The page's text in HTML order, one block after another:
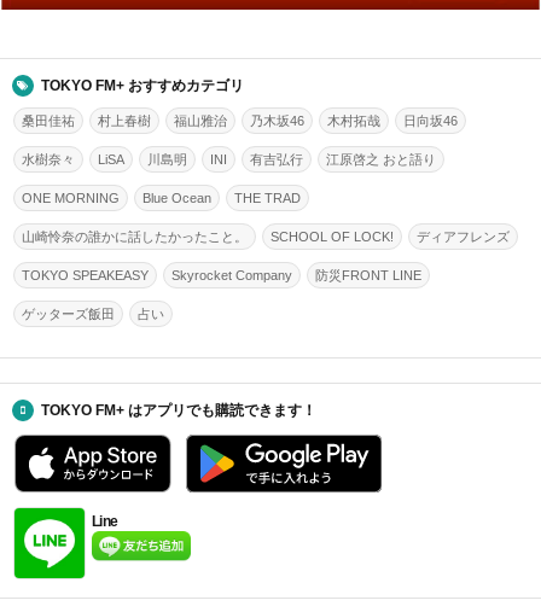
TOKYO FM+ おすすめカテゴリ
桑田佳祐 村上春樹 福山雅治 乃木坂46 木村拓哉 日向坂46
水樹奈々 LiSA 川島明 INI 有吉弘行 江原啓之 おと語り
ONE MORNING Blue Ocean THE TRAD
山崎怜奈の誰かに話したかったこと。 SCHOOL OF LOCK! ディアフレンズ
TOKYO SPEAKEASY Skyrocket Company 防災FRONT LINE
ゲッターズ飯田 占い
TOKYO FM+ はアプリでも購読できます！
Line